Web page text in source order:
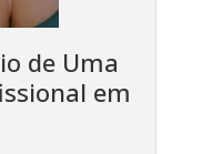
de Uma
em